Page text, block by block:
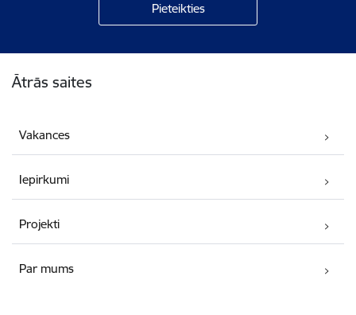
Ātrās saites
Vakances
Iepirkumi
Projekti
Par mums